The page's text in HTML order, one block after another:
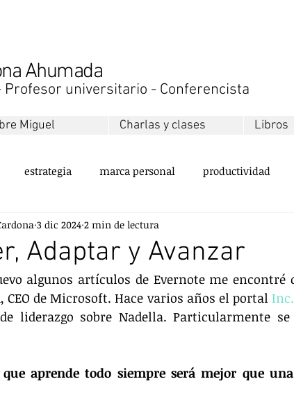
Ahumada
universitario - Conferencista
Miguel Charlas y clases Libros
estrategia marca personal productividad
personal equipos
servicio al cliente valores emprendimiento
Adaptar y Avanzar
3 dic 2024 2 min de lectura
algunos artículos de Evernote me
CEO de Microsoft. Hace varios años el portal
liderazgo sobre Nadella. Particularmente
aprende todo siempre será mejor que